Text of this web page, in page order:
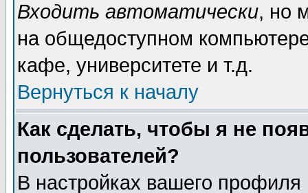
Входить автоматически, но
на общедоступном
кафе, университете и т.д.
Вернуться к началу
Как сделать, чтобы я не
пользователей?
В настройках вашего